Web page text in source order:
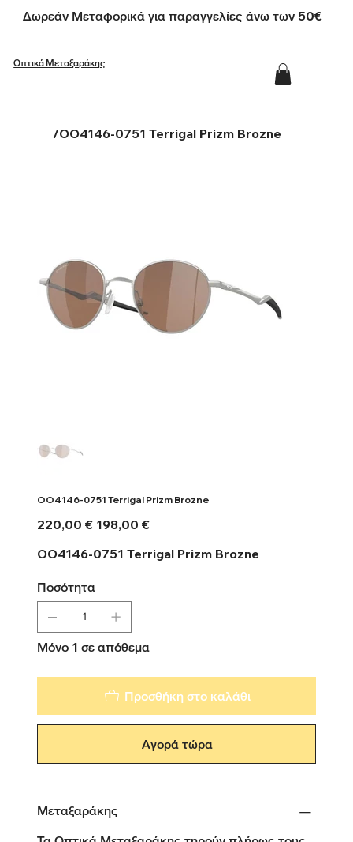
Δωρεάν Μεταφορικά για παραγγελίες άνω των 50€
Οπτικά Μεταξαράκης
/OO4146-0751 Terrigal Prizm Brozne
OO4146-0751 Terrigal Prizm Brozne
Αρχική
τιμή
220,00 €
Τιμή
έκπτωσης
198,00 €
OO4146-0751 Terrigal Prizm Brozne
Ποσότητα
Μόνο 1 σε απόθεμα
Προσθήκη στο καλάθι
Αγορά τώρα
Μεταξαράκης